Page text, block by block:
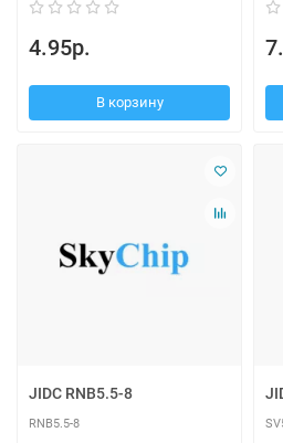
4.95р.
В корзину
JIDC RNB5.5-8
RNB5.5-8